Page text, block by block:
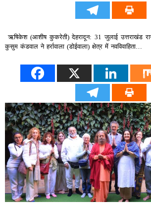
ऋषिकेश (आशीष कुकरेती) देहरादून: 31 जुलाई उत्तराखंड
कुसुम कंडवाल ने हर्रावाला (डोईवाला) क्षेत्र में नवविवाहिता…